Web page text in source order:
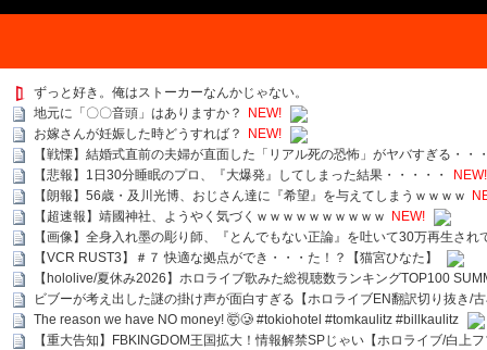
ずっと好き。俺はストーカーなんかじゃない。
地元に「〇〇音頭」はありますか？
NEW!
お嫁さんが妊娠した時どうすれば？
NEW!
【戦慄】結婚式直前の夫婦が直面した「リアル死の恐怖」がヤバすぎる・・
【悲報】1日30分睡眠のプロ、『大爆発』してしまった結果・・・・・
NEW!
【朗報】56歳・及川光博、おじさん達に『希望』を与えてしまうｗｗｗｗ
【超速報】靖國神社、ようやく気づくｗｗｗｗｗｗｗｗｗｗ
NEW!
【画像】全身入れ墨の彫り師、『とんでもない正論』を吐いて30万再生され
【VCR RUST3】＃７ 快適な拠点ができ・・・た！？【猫宮ひなた】
【hololive/夏休み2026】ホロライブ歌みた総視聴数ランキングTOP100
ビブーが考え出した謎の掛け声が面白すぎる【ホロライブEN翻訳切り抜き/
The reason we have NO money! 🤯🥲 #tokiohotel #tomkaulitz #billkaulitz
【重大告知】FBKINGDOM王国拡大！情報解禁SPじゃい【ホロライブ/白上